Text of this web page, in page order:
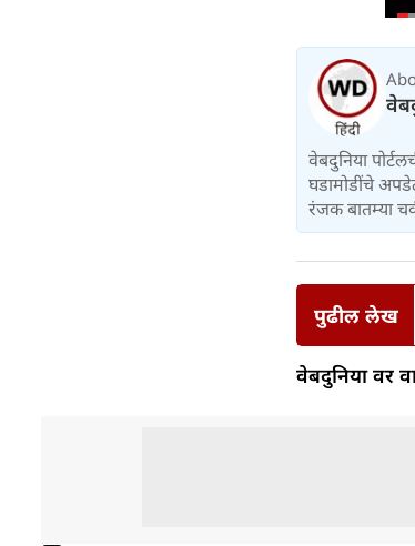
वेबदुनिया
घडामोडींचे
रंजक बातम्या
पुढील लेख
वेबदुनिया वर